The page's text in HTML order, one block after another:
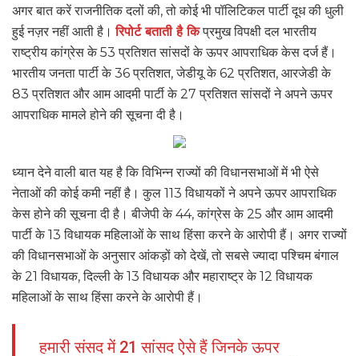
अगर बात करें राजनीतिक दलों की, तो कोई भी पॉलिटिकल पार्टी दूध की धुली
हुई नज़र नहीं आती है।रिपोर्ट बताती है किप्रमुख विपक्षी दल भारतीय
राष्ट्रीय कांग्रेस के 53 प्रतिशत सांसदों के ऊपर आपराधिक केस दर्ज हैं।
भारतीय जनता पार्टी के 36 प्रतिशत, जेडीयू के 62 प्रतिशत, आरजेडी के
83 प्रतिशत और आम आदमी पार्टी के 27 प्रतिशत सांसदों ने अपने ऊपर
आपराधिक मामले होने की सूचना दी है।
ध्यान देने वाली बात यह है कि विभिन्न राज्यों की विधानसभाओं में भी ऐसे
नेताओं की कोई कमी नहीं है। कुल 113 विधायकों ने अपने ऊपर आपराधिक
केस होने की सूचना दी है। बीजेपी के 44, कांग्रेस के 25 और आम आदमी
पार्टी के 13 विधायक महिलाओं के साथ हिंसा करने के आरोपी हैं। अगर राज्यों
की विधानसभाओं के अनुसार आंकड़ों को देखें, तो सबसे ज्यादा पश्चिम बंगाल
के 21 विधायक, दिल्ली के 13 विधायक और महाराष्ट्र के 12 विधायक
महिलाओं के साथ हिंसा करने के आरोपी हैं।
हमारी संसद में 21 सांसद ऐसे हैं जिनके ऊपर